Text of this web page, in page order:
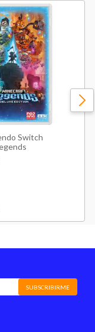
Switch
from
SUBSCRIBIRME